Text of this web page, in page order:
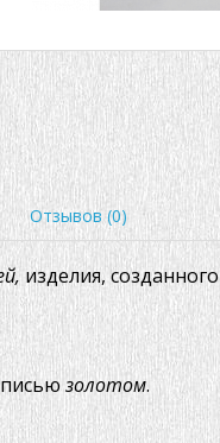
Отзывов (0)
изделия,
золотом.